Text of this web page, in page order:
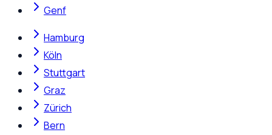
Genf
Hamburg
Köln
Stuttgart
Graz
Zürich
Bern